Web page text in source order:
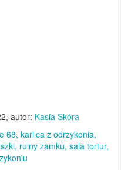
, autor: Kasia Skóra
68 karlica z odrzykonia
ruiny zamku sala tortur